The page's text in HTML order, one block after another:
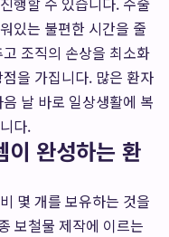
있는 불편한 시간을 줄
조직의 손상을 최소화
을 가집니다. 많은 환자
날 바로 일상생활에 복
다.
이 완성하는 환
몇 개를 보유하는 것을
보철물 제작에 이르는